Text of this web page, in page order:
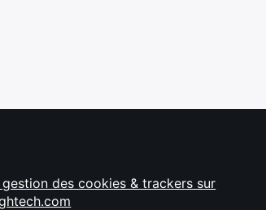
des cookies & trackers sur